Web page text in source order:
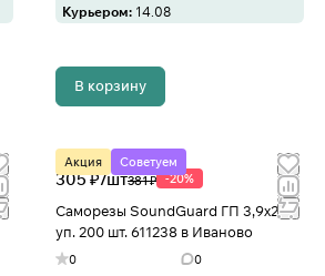
Курьером: 14.08
В корзину
Акция Советуем
305 ₽/шт381 ₽ -20%
Саморезы SoundGuard ГП 3,9х25
уп. 200 шт. 611238 в Иваново
0 0